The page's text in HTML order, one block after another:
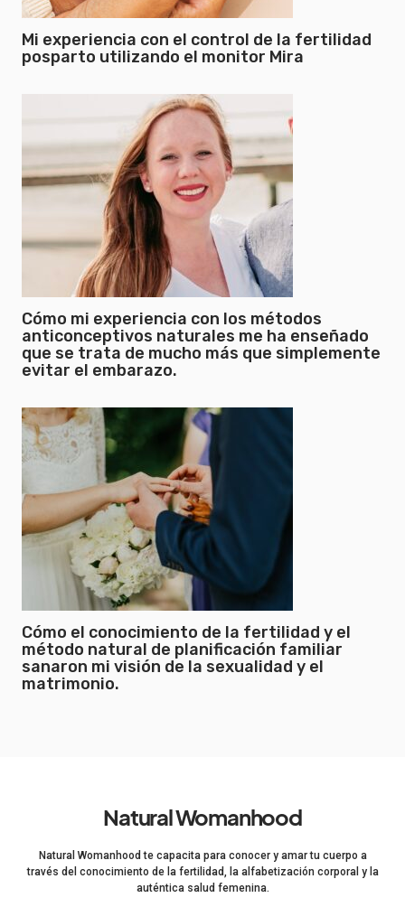
Mi experiencia con el control de la fertilidad
posparto utilizando el monitor Mira
Cómo mi experiencia con los métodos
anticonceptivos naturales me ha enseñado
que se trata de mucho más que simplemente
evitar el embarazo.
Cómo el conocimiento de la fertilidad y el
método natural de planificación familiar
sanaron mi visión de la sexualidad y el
matrimonio.
Natural Womanhood
Natural Womanhood te capacita para conocer y amar tu cuerpo a
través del conocimiento de la fertilidad, la alfabetización corporal y la
auténtica salud femenina.